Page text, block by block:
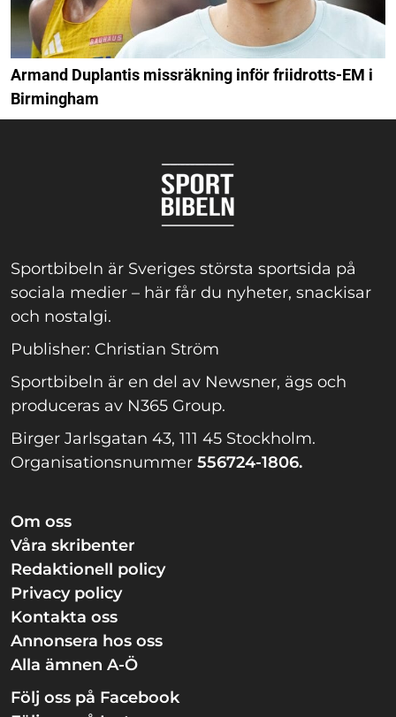
Armand Duplantis missräkning inför friidrotts-EM i
Birmingham
Sportbibeln är Sveriges största sportsida på
sociala medier – här får du nyheter, snackisar
och nostalgi.
Publisher: Christian Ström
Sportbibeln är en del av Newsner, ägs och
produceras av N365 Group.
Birger Jarlsgatan 43, 111 45 Stockholm.
Organisationsnummer 556724-1806.
Om oss
Våra skribenter
Redaktionell policy
Privacy policy
Kontakta oss
Annonsera hos oss
Alla ämnen A-Ö
Följ oss på Facebook